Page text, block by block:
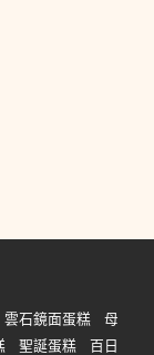
雲石鏡面蛋糕
母
聖誕蛋糕
百日